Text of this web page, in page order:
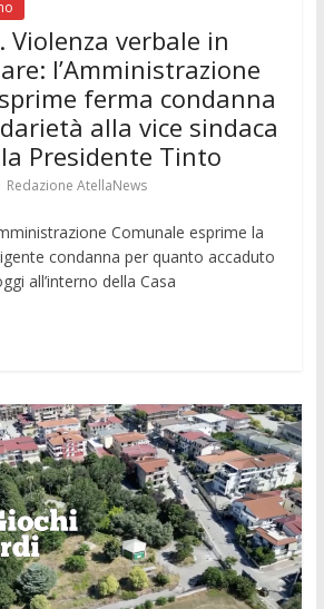
Violenza verbale in
l’Amministrazione
ferma condanna
alla vice sindaca
Presidente Tinto
Redazione AtellaNews
Comunale esprime la
condanna per quanto accaduto
all’interno della Casa